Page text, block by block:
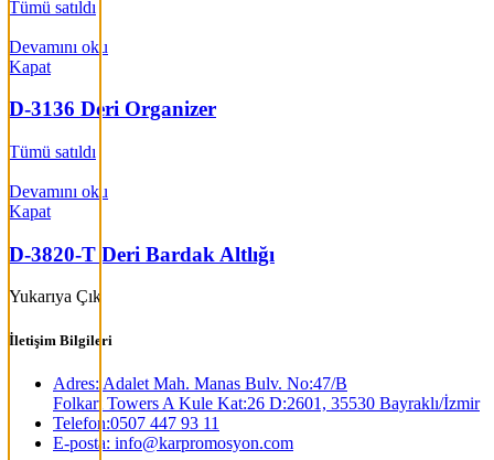
Tümü satıldı
Devamını oku
Kapat
D-3136 Deri Organizer
Tümü satıldı
Devamını oku
Kapat
D-3820-T Deri Bardak Altlığı
Yukarıya Çık
İletişim Bilgileri
Adres: Adalet Mah. Manas Bulv. No:47/B
Folkart Towers A Kule Kat:26 D:2601, 35530 Bayraklı/İzmir
Telefon:0507 447 93 11
E-posta: info@karpromosyon.com